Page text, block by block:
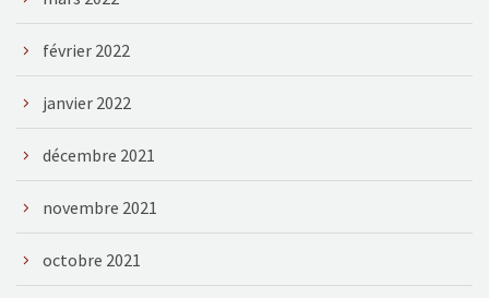
février 2022
janvier 2022
décembre 2021
novembre 2021
octobre 2021